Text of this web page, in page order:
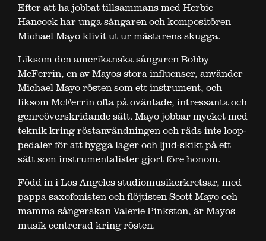
Efter att ha jobbat tillsammans med Herbie
Hancock har unga sångaren och kompositören
Michael Mayo klivit ut ur mästarens skugga.
Liksom den amerikanska sångaren Bobby
McFerrin, en av Mayos stora influenser, använder
Michael Mayo rösten som ett instrument, och
liksom McFerrin ofta på oväntade, intressanta och
genreöverskridande sätt. Mayo jobbar mycket med
teknik kring röstanvändningen och räds inte loop-
pedaler för att bygga lager och ljud-skikt på ett
sätt som instrumentalister gjort före honom.
Född in i Los Angeles studiomusikerkretsar, med
pappa saxofonisten och flöjtisten Scott Mayo och
mamma sångerskan Valerie Pinkston, är Mayos
musik centrerad kring rösten.